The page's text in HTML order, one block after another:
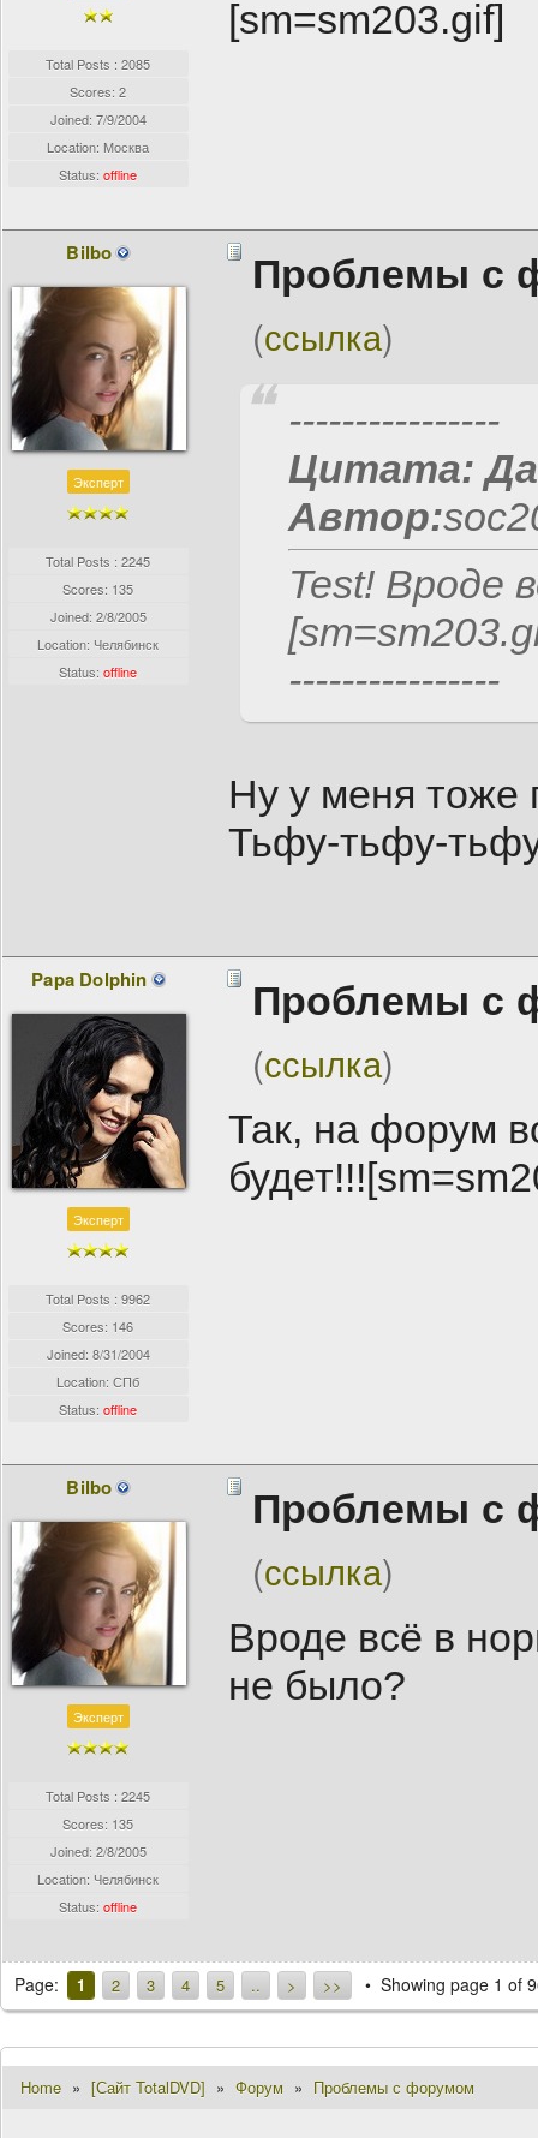
Total Posts : 2085
Scores: 2
Joined: 7/9/2004
Location: Москва
Status:offline
[sm=sm203.gif]
Bilbo
Эксперт
Total Posts : 2245
Scores: 135
Joined: 2/8/2005
Location: Челябинск
Status:offline
Проблемы с
(ссылка)
----------------
Цитата:
Автор:
Test! Вроде
----------------
Ну у меня тоже
Тьфу-тьфу-
Papa Dolphin
Эксперт
Total Posts : 9962
Scores: 146
Joined: 8/31/2004
Location: СПб
Status:offline
Проблемы с
(ссылка)
Так, на форум
Bilbo
Эксперт
Total Posts : 2245
Scores: 135
Joined: 2/8/2005
Location: Челябинск
Status:offline
Проблемы с
(ссылка)
Вроде всё в
не было?
Page: 1 2 3 4 5 .. > >> Showing page 1 of
Home » [Сайт TotalDVD] » Форум » Проблемы с форумом